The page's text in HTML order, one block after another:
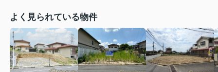
よく見られている物件